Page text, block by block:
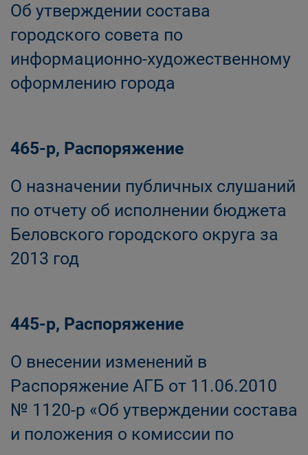
Об утверждении состава
городского совета по
информационно-художественному
оформлению города
465-р, Распоряжение
О назначении публичных слушаний
по отчету об исполнении бюджета
Беловского городского округа за
2013 год
445-р, Распоряжение
О внесении изменений в
Распоряжение АГБ от 11.06.2010
№ 1120-р «Об утверждении состава
и положения о комиссии по